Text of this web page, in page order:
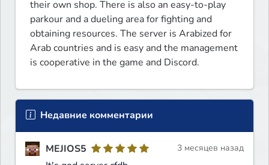
their own shop. There is also an easy-to-play
parkour and a dueling area for fighting and
obtaining resources. The server is Arabized for
Arab countries and is easy and the management
is cooperative in the game and Discord.
Недавние комментарии
MEJIOS5
3 месяцев назад